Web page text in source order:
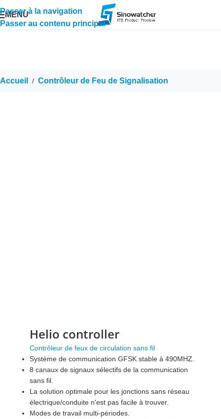
Passer à la navigation
Passer au contenu principal
MENU
Accueil / Contrôleur de Feu de Signalisation
Helio controller
Contrôleur de feux de circulation sans fil
Système de communication GFSK stable à 490MHZ.
8 canaux de signaux sélectifs de la communication
sans fil.
La solution optimale pour les jonctions sans réseau
électrique/conduite n'est pas facile à trouver.
Modes de travail multi-périodes.